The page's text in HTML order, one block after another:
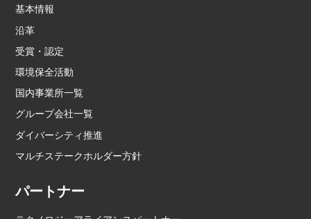
基本情報
沿革
受賞・認定
環境保全活動
国内事業所一覧
グループ会社一覧
ダイバーシティ推進
マルチステークホルダー方針
パートナー